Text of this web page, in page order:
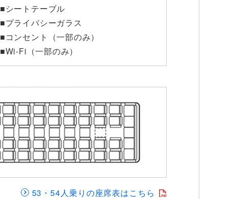
■シートテーブル
■プライバシーガラス
■コンセント（一部のみ）
■Wi-Fi（一部のみ）
53・54人乗りの座席表はこちら